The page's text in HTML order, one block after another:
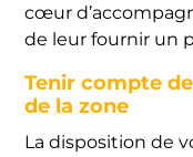
cœur
de leur fournir un
Tenir compte
de la zone
La disposition de